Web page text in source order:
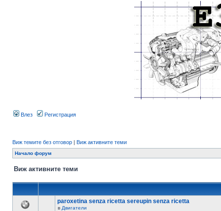
Влез Регистрация
Виж темите без отговор | Виж активните теми
Начало форум
Виж активните теми
paroxetina senza ricetta sereupin senza ricetta
в Двигатели